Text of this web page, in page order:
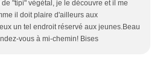
"tipi" végétal, je le découvre et il me
il doit plaire d'ailleurs aux
un tel endroit réservé aux jeunes.Beau
vous à mi-chemin! Bises